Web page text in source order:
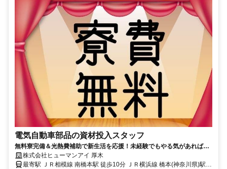
電気自動車部品の資材投入スタッフ
無料寮完備＆光熱費補助で新生活を応援！未経験でもやる気があれば大
丈夫！気になったら今すぐ応募！！
株式会社ヒューマンアイ 厚木
最寄駅 ＪＲ相模線 南橋本駅 徒歩10分 ＪＲ横浜線 橋本(神奈川県)駅